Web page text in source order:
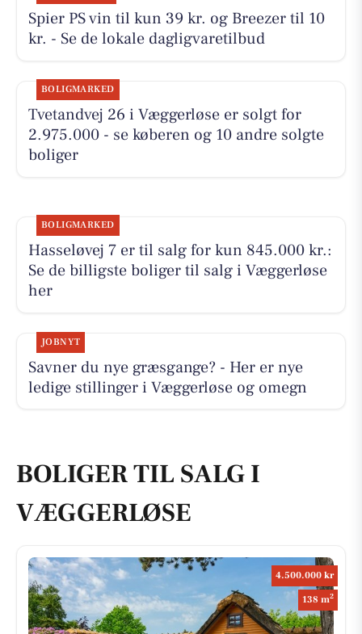
Spier PS vin til kun 39 kr. og Breezer til 10
kr. - Se de lokale dagligvaretilbud
BOLIGMARKED
Tvetandvej 26 i Væggerløse er solgt for
2.975.000 - se køberen og 10 andre solgte
boliger
BOLIGMARKED
Hasseløvej 7 er til salg for kun 845.000 kr.:
Se de billigste boliger til salg i Væggerløse
her
JOBNYT
Savner du nye græsgange? - Her er nye
ledige stillinger i Væggerløse og omegn
BOLIGER TIL SALG I
VÆGGERLØSE
4.500.000 kr
138 m2